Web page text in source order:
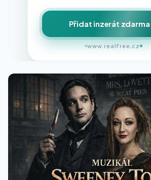
Přidat inzerát zdarma
www.realfree.cz